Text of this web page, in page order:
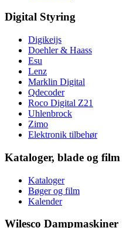
Digital Styring
Digikeijs
Doehler & Haass
Esu
Lenz
Marklin Digital
Qdecoder
Roco Digital Z21
Uhlenbrock
Zimo
Elektronik tilbehør
Kataloger, blade og film
Kataloger
Bøger og film
Kalender
Wilesco Dampmaskiner